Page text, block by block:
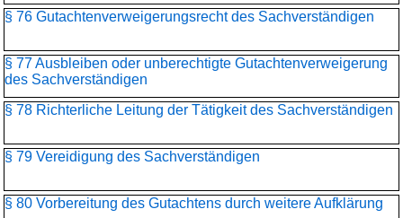
§ 76 Gutachtenverweigerungsrecht des Sachverständigen
§ 77 Ausbleiben oder unberechtigte Gutachtenverweigerung
des Sachverständigen
§ 78 Richterliche Leitung der Tätigkeit des Sachverständigen
§ 79 Vereidigung des Sachverständigen
§ 80 Vorbereitung des Gutachtens durch weitere Aufklärung